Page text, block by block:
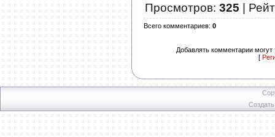
Просмотров: 325 |
Всего комментариев: 0
Добавлять комментарии могут
[